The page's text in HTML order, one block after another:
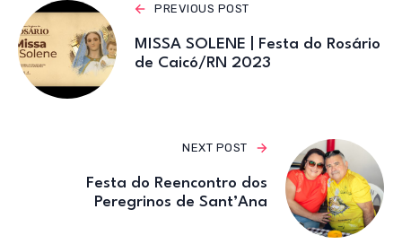
p o
k
PREVIOUS POST
MISSA SOLENE | Festa do Rosário
de Caicó/RN 2023
NEXT POST
Festa do Reencontro dos
Peregrinos de Sant’Ana